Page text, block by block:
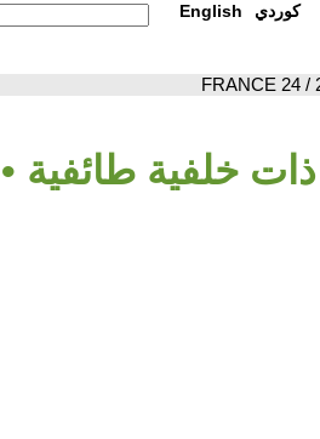
English كوردي
خلفية طائفية •